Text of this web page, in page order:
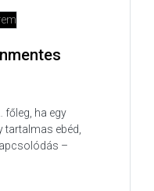
főleg, ha egy
tartalmas ebéd,
–